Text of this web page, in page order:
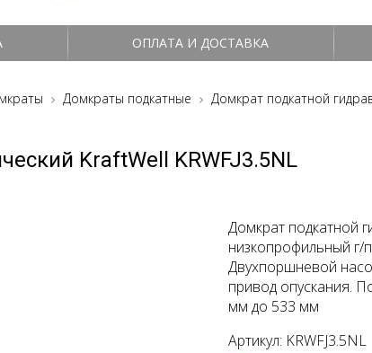
ОПЛАТА И ДОСТАВКА
Домкраты подкатные
Домкрат подкатной
KraftWell KRWFJ3.5NL
Домкрат подкатной
низкопрофильный г/п
Двухпоршневой
привод опускания.
мм до 533 мм
Артикул: KRWFJ3.5NL